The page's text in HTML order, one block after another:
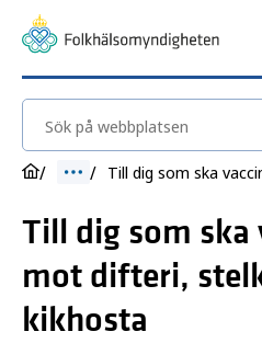
Sök på webbplatsen
Till dig som ska
mot difteri,
kikhosta